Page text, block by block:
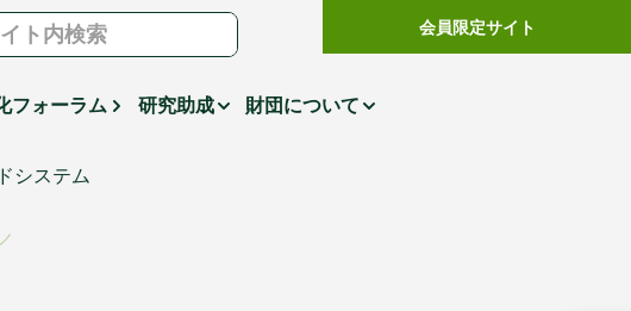
フォーラム 研究助成 財団について
会員限定サイト
システム